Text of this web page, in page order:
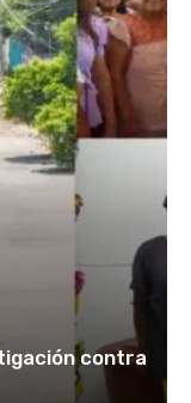
contra